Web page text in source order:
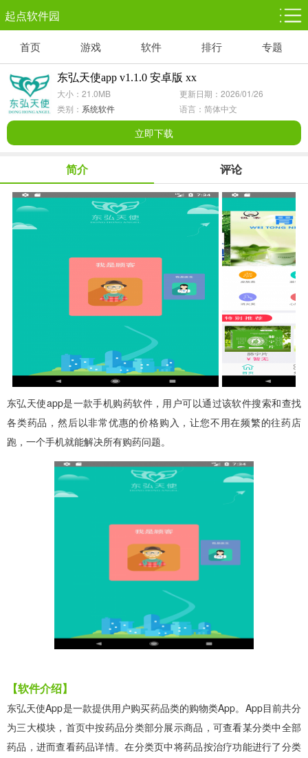
起点软件园
塔防游戏
1千+款游戏
休闲益智
1万+款游戏
体育竞技
5百+款游戏
角色扮演
3千+款游戏
3百+款游戏
动作射击
3百+款游戏
首页 游戏 软件 排行 专题
东弘天使app v1.1.0 安卓版 xx
大小：21.0MB
更新日期：2026/01/26
类别： 系统软件 语言：简体中文
立即下载
简介 评论
东弘天使app是一款手机购药软件，用户可以通过该软件搜索和查找
各类药品，然后以非常优惠的价格购入，让您不用在频繁的往药店
跑，一个手机就能解决所有购药问题。
【软件介绍】
东弘天使App是一款提供用户购买药品类的购物类App。App目前共分
为三大模块，首页中按药品分类部分展示商品，可查看某分类中全部
药品，进而查看药品详情。在分类页中将药品按治疗功能进行了分类